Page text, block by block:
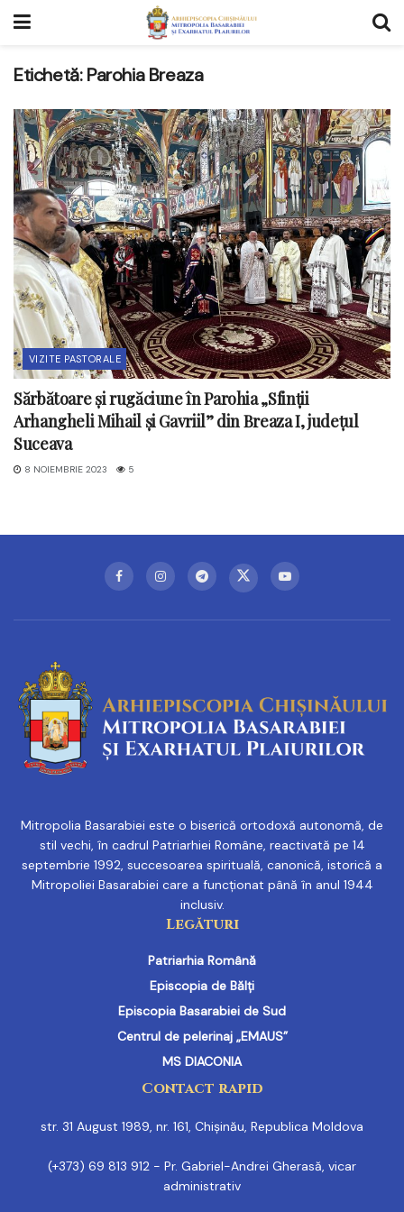
Etichetă:Parohia Breaza
VIZITE PASTORALE
Sărbătoare și rugăciune în Parohia „Sfinții
Arhangheli Mihail și Gavriil” din Breaza I, județul
Suceava
8 NOIEMBRIE 2023 5
Mitropolia Basarabiei este o biserică ortodoxă autonomă, de
stil vechi, în cadrul Patriarhiei Române, reactivată pe 14
septembrie 1992, succesoarea spirituală, canonică, istorică a
Mitropoliei Basarabiei care a funcționat până în anul 1944
inclusiv.
Legături
Patriarhia Română
Episcopia de Bălți
Episcopia Basarabiei de Sud
Centrul de pelerinaj „EMAUS”
MS DIACONIA
Contact rapid
str. 31 August 1989, nr. 161, Chișinău, Republica Moldova
(+373) 69 813 912 - Pr. Gabriel-Andrei Gherasă, vicar
administrativ